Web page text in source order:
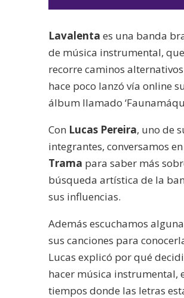
Lavalenta es una banda
de música instrumental, que
recorre caminos
hace poco lanzó vía online
álbum llamado
Con Lucas Pereira, uno de
integrantes, conversamos en
Trama para saber más
búsqueda artística de la
sus influencias.
Además escuchamos
sus canciones para
Lucas explicó por qué
hacer música instrumental,
tiempos donde las letras